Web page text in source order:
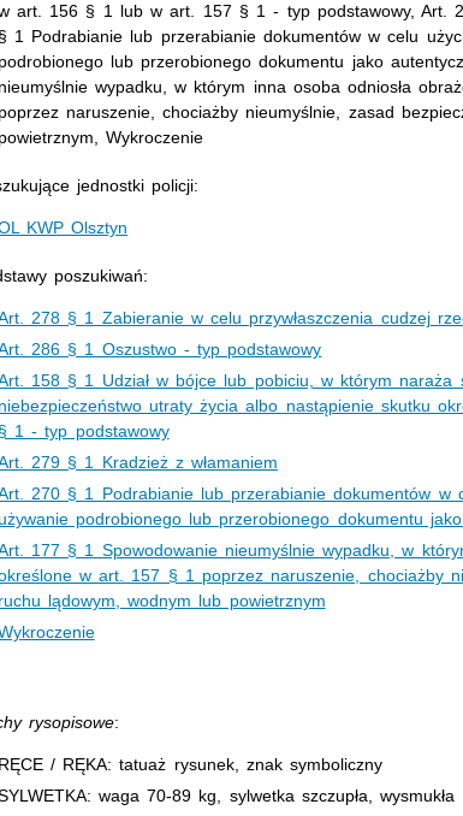
art. 156 § 1 lub w art. 157 § 1 - typ podstawowy, Art.
§ 1 Podrabianie lub przerabianie dokumentów w celu
podrobionego lub przerobionego dokumentu jako
nieumyślnie wypadku, w którym inna osoba odniosła
poprzez naruszenie, chociażby nieumyślnie, zasad
powietrznym, Wykroczenie
jednostki policji:
KWP Olsztyn
poszukiwań:
278 § 1 Zabieranie w celu przywłaszczenia cudzej
286 § 1 Oszustwo - typ podstawowy
158 § 1 Udział w bójce lub pobiciu, w którym naraża
niebezpieczeństwo utraty życia albo nastąpienie skutku
§ 1 - typ podstawowy
279 § 1 Kradzież z włamaniem
270 § 1 Podrabianie lub przerabianie dokumentów w
podrobionego lub przerobionego dokumentu
177 § 1 Spowodowanie nieumyślnie wypadku, w
w art. 157 § 1 poprzez naruszenie, chociażby
ruchu lądowym, wodnym lub powietrznym
rysopisowe:
RĘCE / RĘKA: tatuaż rysunek, znak symboliczny
waga 70-89 kg, sylwetka szczupła, wysmukła